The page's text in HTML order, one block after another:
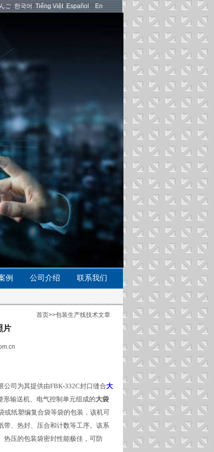
ご|한국어 Tiếng Việt|Español En
例 公司介绍 联系我们
首页>>包装生产线技术文章
片
司为其提供由FBK-332C封口缝合大
形输送机、电气控制单元组成的大袋
或纸塑编复合袋等袋的包装，该机可
带、热封、压合和计数等工序。该系
热压的包装袋密封性能极佳，可防